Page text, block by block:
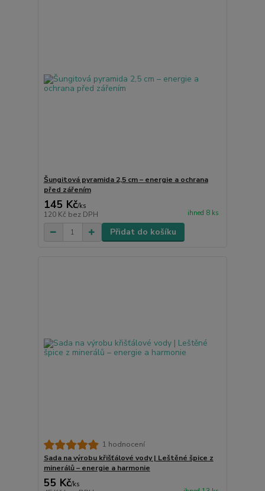
Šungitová pyramida 2,5 cm – energie a ochrana
před zářením
145 Kč/ks
120 Kč bez DPH ihned 8 ks
Přidat do košíku
1 hodnocení
Sada na výrobu křišťálové vody | Leštěné špice z
minerálů – energie a harmonie
55 Kč/ks